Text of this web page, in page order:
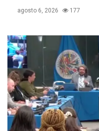
agosto 6, 2026 177